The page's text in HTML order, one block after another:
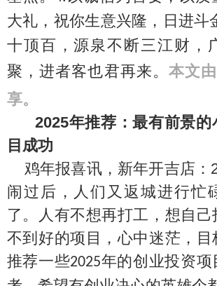
大礼，祝你生意兴隆，日进斗
十顶百，源泉不断三江财，
聚，进者客也君再来。 本文由
享。
2025年推荐：最有前景的
目成功
鸡年报喜讯，新年开吉店：
闹过后，人们又返城进行忙
了。人有不想再打工，想自
不到好的项目，心中迷茫，目
推荐一些2025年的创业投资项